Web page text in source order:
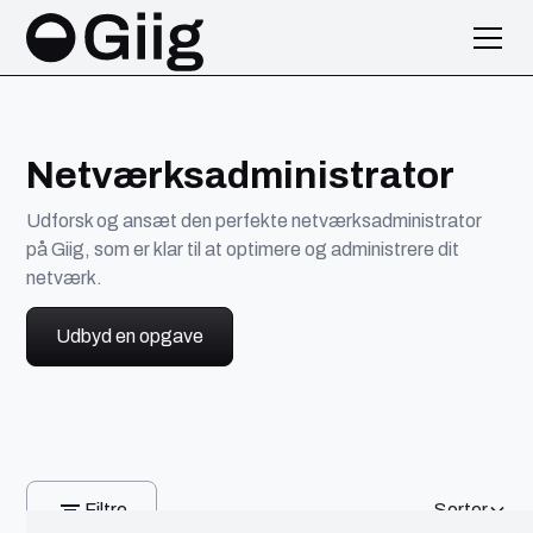
Netværksadministrator
Udforsk og ansæt den perfekte netværksadministrator
på Giig, som er klar til at optimere og administrere dit
netværk.
Udbyd en opgave
Filtre Sorter